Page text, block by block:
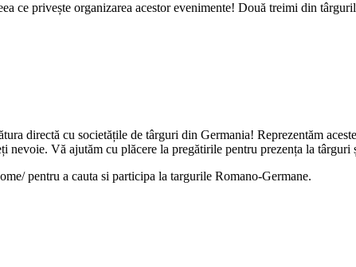
ce privește organizarea acestor evenimente! Două treimi din
directă cu societățile de târguri din Germania! Reprezentăm
Vă ajutăm cu plăcere la pregătirile pentru prezența la târguri
pentru a cauta si participa la targurile Romano-Germane.